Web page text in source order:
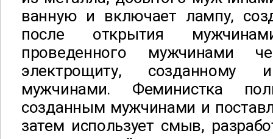
ванную и включает лампу,
после открытия
проведенного мужчинами
электрощиту, созданному
мужчинами. Феминистка
созданным мужчинами и
затем использует смыв,